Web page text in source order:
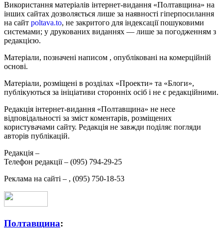
Використання матеріалів інтернет-видання «Полтавщина» на
інших сайтах дозволяється лише за наявності гіперпосилання
на сайт poltava.to, не закритого для індексації пошуковими
системами; у друкованих виданнях — лише за погодженням з
редакцією.
Матеріали, позначені написом , опубліковані на комерційній
основі.
Матеріали, розміщені в розділах «Проекти» та «Блоги»,
публікуються за ініціативи сторонніх осіб і не є редакційними.
Редакція інтернет-видання «Полтавщина» не несе
відповідальності за зміст коментарів, розміщених
користувачами сайту. Редакція не завжди поділяє погляди
авторів публікацій.
Редакція –
Телефон редакції – (095) 794-29-25
Реклама на сайті – , (095) 750-18-53
Полтавщина: